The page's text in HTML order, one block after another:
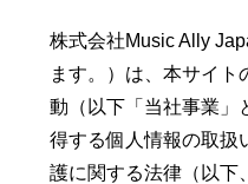
株式会社Music Ally
ます。）は、本サイ
動（以下「当社事業」
得する個人情報の取扱
護に関する法律（以下